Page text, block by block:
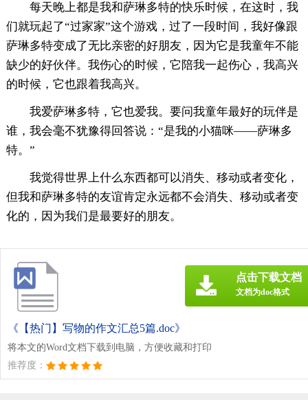
每天晚上都是我和萨琳多特的快乐时候，在这时，我
们就玩起了“过家家”这个游戏，过了一段时间，我好像跟
萨琳多特变成了无比亲密的好朋友，因为它是我童年不能
缺少的好伙伴。我伤心的时候，它陪我一起伤心，我高兴
的时候，它也跟着我高兴。
我爱萨琳多特，它也爱我。要问我童年最好的玩伴是
谁，我会毫不犹豫得回答说：“是我的小猫咪——萨琳多
特。”
我觉得世界上什么东西都可以消失、移动或者变化，
但我和萨琳多特的友谊肯定永远都不会消失、移动或者变
化的，因为我们是最要好的朋友。
《【热门】写物的作文汇总5篇.doc》
将本文的Word文档下载到电脑，方便收藏和打印
推荐度：
点击下载文档
文档为doc格式